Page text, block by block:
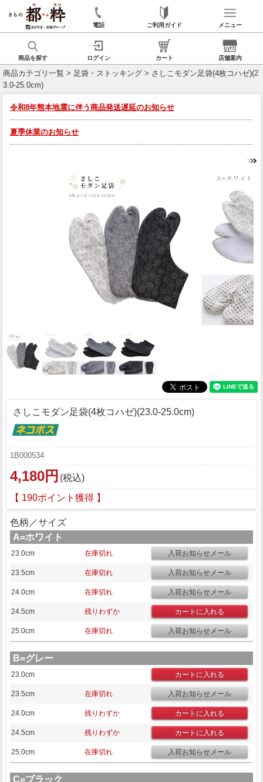
電話 ご利用ガイド メニュー
商品を探す ログイン カート 店舗案内
商品カテゴリ一覧 > 足袋・ストッキング > さしこモダン足袋(4枚コハゼ)(2
3.0-25.0cm)
令和8年熊本地震に伴う商品発送遅延のお知らせ
夏季休業のお知らせ
さしこモダン足袋(4枚コハゼ)(23.0-25.0cm)
1B000534
4,180円 (税込)
【 190ポイント獲得 】
色柄／サイズ
A=ホワイト
23.0cm 在庫切れ
23.5cm 在庫切れ
24.0cm 在庫切れ
24.5cm 残りわずか
25.0cm 在庫切れ
B=グレー
23.0cm
23.5cm 在庫切れ
24.0cm 残りわずか
24.5cm 残りわずか
25.0cm 在庫切れ
C=ブラック